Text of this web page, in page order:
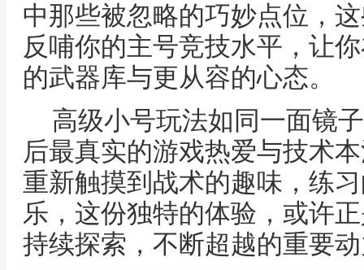
中那些被忽略的巧妙点位，
反哺你的主号竞技水平，让
的武器库与更从容的心态。
高级小号玩法如同一面镜
后最真实的游戏热爱与技术
重新触摸到战术的趣味，练
乐，这份独特的体验，或许
持续探索，不断超越的重要